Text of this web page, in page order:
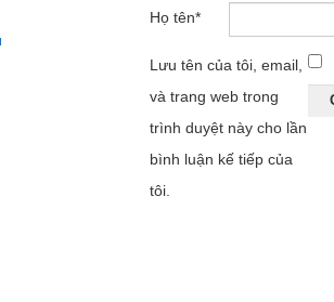
Họ tên*
Lưu tên của tôi, email,
và trang web trong
trình duyệt này cho lần
bình luận kế tiếp của
tôi.